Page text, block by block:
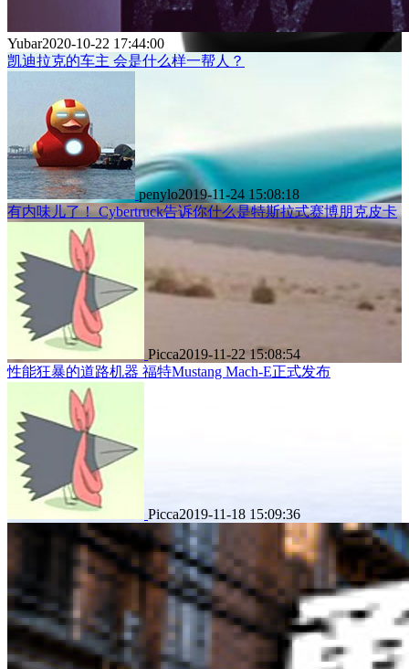
Yubar2020-10-22 17:44:00
凯迪拉克的车主 会是什么样一帮人？
penylo2019-11-24 15:08:18
有内味儿了！ Cybertruck告诉你什么是特斯拉式赛博朋克皮卡
Picca2019-11-22 15:08:54
性能狂暴的道路机器 福特Mustang Mach-E正式发布
Picca2019-11-18 15:09:36